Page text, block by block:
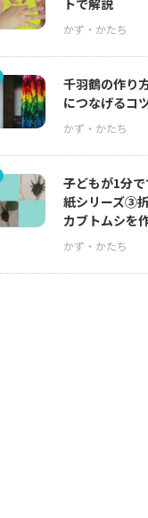
トで解説
千羽鶴の作り
につなげるコツ
子どもが1分
紙シリーズ③
カブトムシを